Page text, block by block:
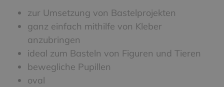
zur Umsetzung von Bastelprojekten
ganz einfach mithilfe von Kleber
anzubringen
ideal zum Basteln von Figuren und Tieren
bewegliche Pupillen
oval